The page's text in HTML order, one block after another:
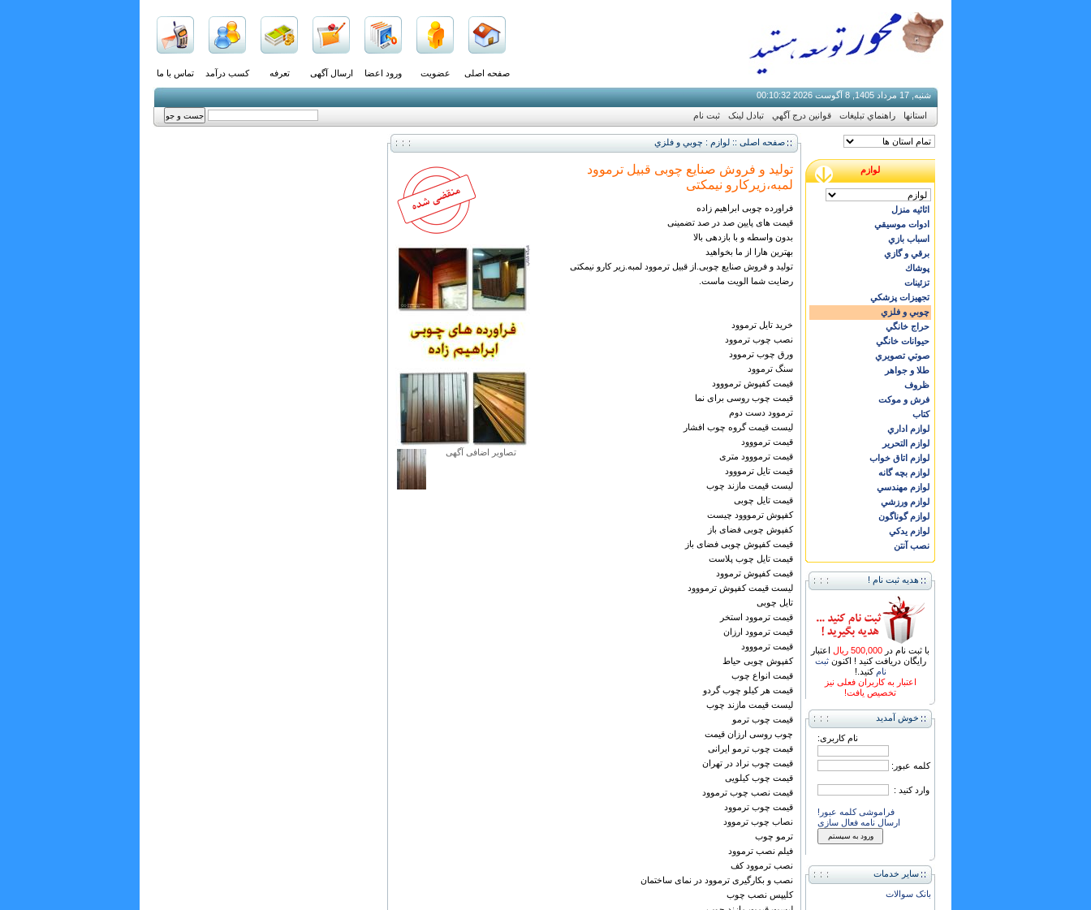
صفحه اصلی عضویت ورود اعضا ارسال آگهی تعرفه کسب درآمد تماس با ما
شنبه, 17 مرداد 1405, 8 آگوست 2026 00:10:32
استانها راهنماي تبليغات قوانين درج آگهي تبادل لینک ثبت نام
لوازم
اثاثيه منزل
ادوات موسيقي
اسباب بازي
برقي و گازي
پوشاك
تزئينات
تجهيزات پزشكي
چوبي و فلزي
حراج خانگي
حيوانات خانگي
صوتي تصويري
طلا و جواهر
ظروف
فرش و موكت
كتاب
لوازم اداري
لوازم التحرير
لوازم اتاق خواب
لوازم بچه گانه
لوازم مهندسي
لوازم ورزشي
لوازم گوناگون
لوازم يدكي
نصب آنتن
هدیه ثبت نام !
با ثبت نام در 500,000 ریال
اعتبار
رایگان دریافت کنید ! اکنونثبت
نام کنید.!
اعتبار به کاربران فعلی نیز
تخصیص یافت!
خوش آمدید
نام کاربری:
کلمه عبور:
وارد کنید :
فراموشی کلمه عبور!
ارسال نامه فعال سازی
سایر خدمات
بانک سوالات
صفحه اصلی :: لوازم : چوبي و فلزي
تصاویر اضافی آگهی
تولید و فروش صنایع چوبی قبیل ترموود
لمبه،زیرکارو نیمکتی
فراورده چوبی ابراهیم زاده
قیمت های پایین صد در صد تضمینی
بدون واسطه و با بازدهی بالا
بهترین هارا از ما بخواهید
تولید و فروش صنایع چوبی.از قبیل ترموود لمبه.زیر کارو نیمکتی
رضایت شما الویت ماست.
خرید تایل ترموود
نصب چوب ترموود
ورق چوب ترموود
سنگ ترموود
قیمت کفپوش ترمووود
قیمت چوب روسی برای نما
ترموود دست دوم
لیست قیمت گروه چوب افشار
قیمت ترمووود
قیمت ترمووود متری
قیمت تایل ترمووود
لیست قیمت مازند چوب
قیمت تایل چوبی
کفپوش ترمووود چیست
کفپوش چوبی فضای باز
قیمت کفپوش چوبی فضای باز
قیمت تایل چوب پلاست
قیمت کفپوش ترموود
لیست قیمت کفپوش ترمووود
تایل چوبی
قیمت ترموود استخر
قیمت ترموود ارزان
قیمت ترمووود
کفپوش چوبی حیاط
قیمت انواع چوب
قیمت هر کیلو چوب گردو
لیست قیمت مازند چوب
قیمت چوب ترمو
چوب روسی ارزان قیمت
قیمت چوب ترمو ایرانی
قیمت چوب نراد در تهران
قیمت چوب کیلویی
قیمت نصب چوب ترموود
قیمت چوب ترموود
نصاب چوب ترموود
ترمو چوب
فیلم نصب ترموود
نصب ترموود کف
نصب و بکارگیری ترموود در نمای ساختمان
کلیپس نصب چوب